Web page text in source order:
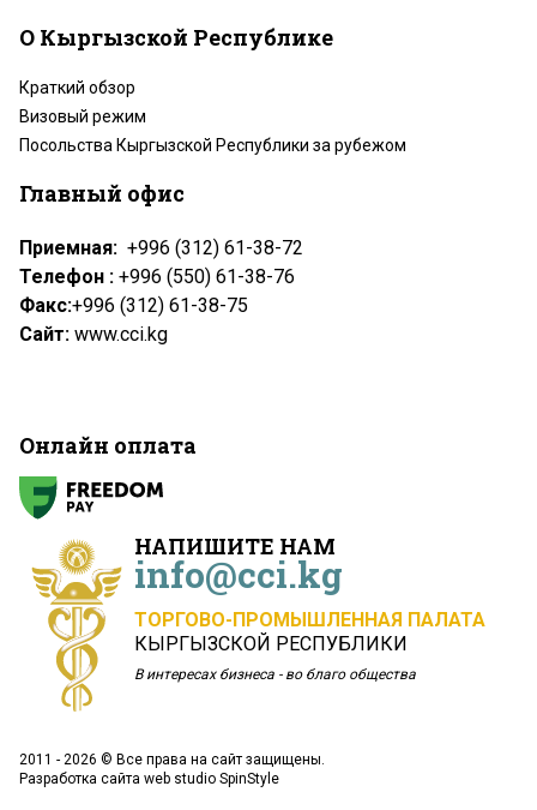
НАПИШИТЕ НАМ
info@cci.kg
ТОРГОВО-ПРОМЫШЛЕННАЯ ПАЛАТА
КЫРГЫЗСКОЙ РЕСПУБЛИКИ
В интересах бизнеса - во благо общества
2011 - 2026 © Все права на сайт защищены.
Разработка сайта web studio SpinStyle
О Кыргызской Республике
Краткий обзор
Визовый режим
Посольства Кыргызской Республики за рубежом
Главный офис
Приемная: +996 (312) 61-38-72
Телефон : +996 (550) 61-38-76
Факс:+996 (312) 61-38-75
Сайт: www.cci.kg
Онлайн оплата